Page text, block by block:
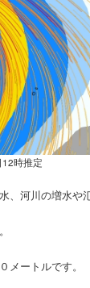
時推定
河川の増水や氾
ートルです。